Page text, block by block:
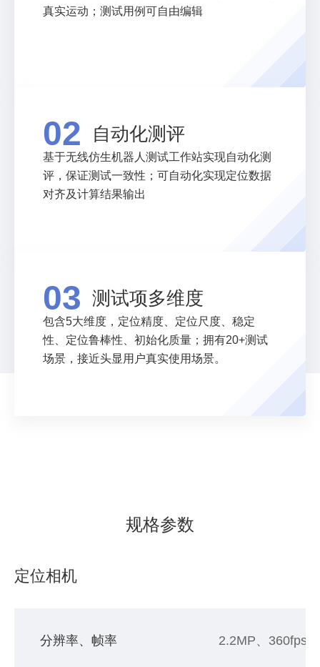
真实运动；测试用例可自由编辑
02 自动化测评
基于无线仿生机器人测试工作站实现自动化测
评，保证测试一致性；可自动化实现定位数据
对齐及计算结果输出
03 测试项多维度
包含5大维度，定位精度、定位尺度、稳定
性、定位鲁棒性、初始化质量；拥有20+测试
场景，接近头显用户真实使用场景。
规格参数
定位相机
分辨率、帧率 2.2MP、